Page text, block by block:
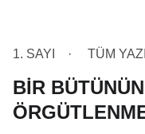
1. SAYI TÜM
BİR